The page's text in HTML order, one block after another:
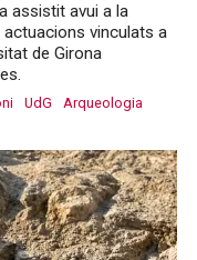
assistit avui a la
vinculats a
de Girona
UdG Arqueologia